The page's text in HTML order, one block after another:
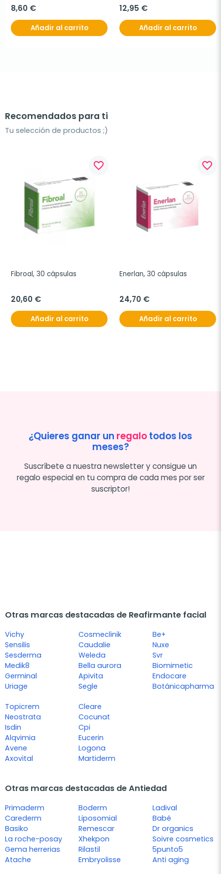
8,60 €
Añadir al carrito
12,95 €
Añadir al carrito
Recomendados para ti
Tu selección de productos ;)
favorite_border
Fibroal, 30 cápsulas
20,60 €
Añadir al carrito
favorite_border
Enerlan, 30 cápsulas
24,70 €
Añadir al carrito
¿Quieres ganar un regalotodos los
meses?
Suscríbete a nuestra newsletter y consigue un
regalo especial en tu compra de cada mes por ser
suscriptor!
Otras marcas destacadas de Reafirmante facial
Vichy
Sensilis
Sesderma
Medik8
Germinal
Uriage
Cosmeclinik
Caudalie
Weleda
Bella aurora
Apivita
Segle
Be+
Nuxe
Svr
Biomimetic
Endocare
Botánicapharma
Topicrem
Neostrata
Isdin
Alqvimia
Avene
Axovital
Cleare
Cocunat
Cpi
Eucerin
Logona
Martiderm
Otras marcas destacadas de Antiedad
Primaderm
Carederm
Basiko
La roche-posay
Gema herrerias
Atache
Boderm
Liposomial
Remescar
Xhekpon
Rilastil
Embryolisse
Ladival
Babé
Dr organics
Soivre cosmetics
5punto5
Anti aging